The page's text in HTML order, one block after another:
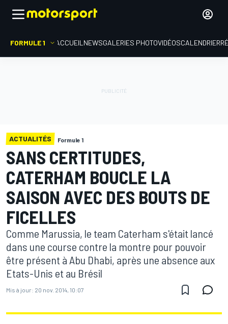
FORMULE 1 ACCUEIL NEWSGALERIES PHOTOVIDÉOSCALENDRIER
ACTUALITÉS Formule 1
SANS CERTITUDES,
CATERHAM BOUCLE LA
SAISON AVEC DES BOUTS DE
FICELLES
Comme Marussia, le team Caterham s'était lancé
dans une course contre la montre pour pouvoir
être présent à Abu Dhabi, après une absence aux
Etats-Unis et au Brésil
Mis à jour: 20 nov. 2014, 10:07